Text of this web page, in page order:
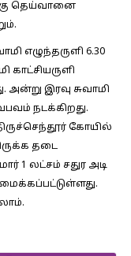
தெய்வானை
எழுந்தருளி 6.30
காட்சியருளி
அன்று இரவு சுவாமி
நடக்கிறது.
கோயில்
தடை
1 லட்சம் சதுர அடி